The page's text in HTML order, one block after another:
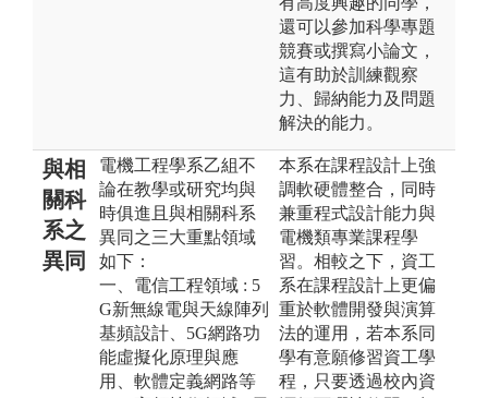
還可以參加科學專題
競賽或撰寫小論文，
這有助於訓練觀察
力、歸納能力及問題
解決的能力。
與相
關科
系之
異同
電機工程學系乙組不
論在教學或研究均與
時俱進且與相關科系
異同之三大重點領域
如下：
一、電信工程領域 : 5
G新無線電與天線陣列
基頻設計、5G網路功
能虛擬化原理與應
用、軟體定義網路等
本系在課程設計上強
調軟硬體整合，同時
兼重程式設計能力與
電機類專業課程學
習。相較之下，資工
系在課程設計上更偏
重於軟體開發與演算
法的運用，若本系同
學有意願修習資工學
程，只要透過校內資